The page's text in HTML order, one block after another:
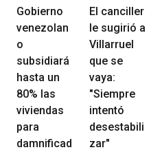
Gobierno
venezolan
o
subsidiará
hasta un
80% las
viviendas
para
damnificad
El canciller
le sugirió a
Villarruel
que se
vaya:
"Siempre
intentó
desestabili
zar"